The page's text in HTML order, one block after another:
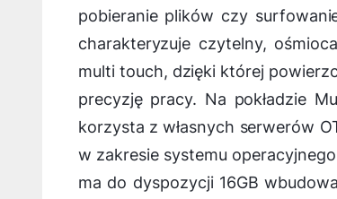
pobieranie plików czy
charakteryzuje czytelny,
multi touch, dzięki której
precyzję pracy. Na pokładzie
korzysta z własnych serwerów
w zakresie systemu
ma do dyspozycji 16GB